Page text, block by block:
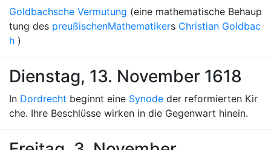
Goldbachsche Vermutung (eine mathematische Behaup
tung des preußischenMathematikers Christian Goldbac
h )
Dienstag, 13. November 1618
In Dordrecht beginnt eine Synode der reformierten Kir
che. Ihre Beschlüsse wirken in die Gegenwart hinein.